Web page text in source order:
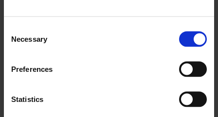
Selection
Necessary
Preferences
Statistics
Mõelge kõikidele kaustadele, paberitele ja failidele,
otsima. Eelarved, märkmed, hooldusajalugu,
ajaregistrid ja nii palju muud. Tööülesannete haldamise
tarkvara salvestab kõik eelnimetatu digitaalselt,
kergesti leitavana ja redigeeritavana. Te ei pea enam